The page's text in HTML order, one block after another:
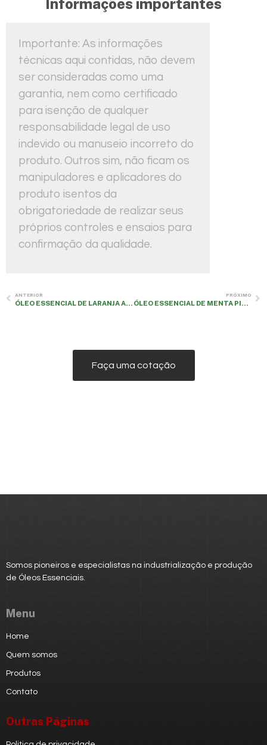
Informações importantes
Importante: As informações
técnicas aqui contidas, não devem
ser consideradas como uma
garantia, nem como certificado
para isenção de qualquer
responsabilidade legal de uso
indevido ou manuseio incorreto do
produto. Outros sim, não ficam os
manipuladores e aplicadores do
produto isentos da
obrigatoriedade de realizar seus
próprios controles e ensaios para
confirmação da qualidade.
ANTERIOR
ÓLEO ESSENCIAL DE LARANJA AMARGA
PRÓXIMO
ÓLEO ESSENCIAL DE MENTA PIPERITA E
Faça uma cotação
Somos pioneiros e especialistas na industrialização e produção
de Óleos Essenciais.
Menu
Home
Quem somos
Produtos
Contato
Outras Páginas